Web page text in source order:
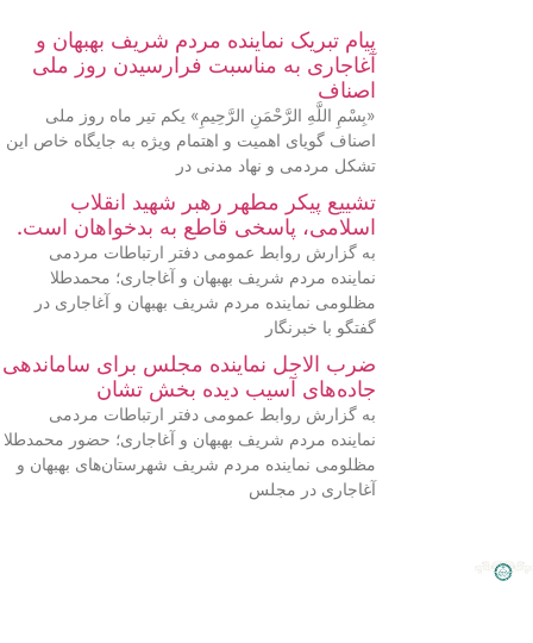
پیام تبریک نماینده مردم شریف بهبهان و
آغاجاری به مناسبت فرارسیدن روز ملی
اصناف
«بِسْمِ اللَّهِ الرَّحْمَنِ الرَّحِيمِ» یکم تیر ماه روز ملی
اصناف گویای اهمیت و اهتمام ویژه به جایگاه خاص این
تشکل مردمی و نهاد مدنی در
تشییع پیکر مطهر رهبر شهید انقلاب
اسلامی، پاسخی قاطع به بدخواهان است.
به گزارش روابط عمومی دفتر ارتباطات مردمی
نماینده مردم شریف بهبهان و آغاجاری؛ محمدطلا
مظلومی نماینده مردم شریف بهبهان و آغاجاری در
گفتگو با خبرنگار
ضرب الاجل نماینده مجلس برای ساماندهی
جاده‌های آسیب دیده بخش تشان
به گزارش روابط عمومی دفتر ارتباطات مردمی
نماینده مردم شریف بهبهان و آغاجاری؛ حضور محمدطلا
مظلومی نماینده مردم شریف شهرستان‌های بهبهان و
آغاجاری در مجلس